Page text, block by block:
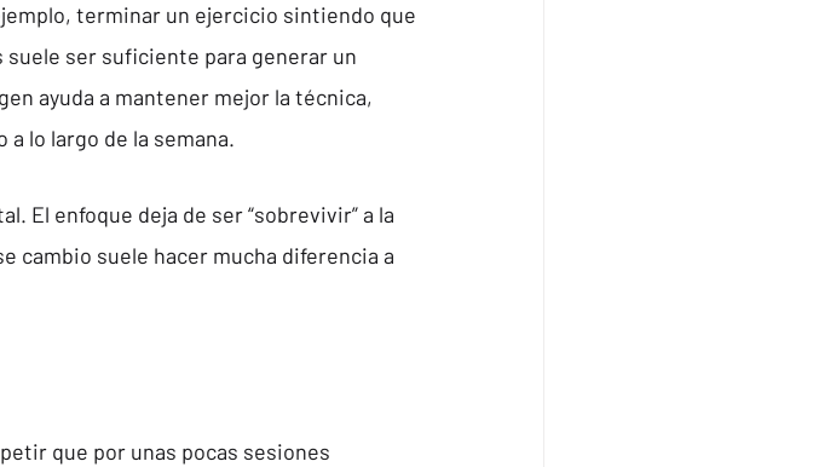
terminar un ejercicio sintiendo que
ser suficiente para generar un
ayuda a mantener mejor la técnica,
lo largo de la semana.
El enfoque deja de ser “sobrevivir” a la
cambio suele hacer mucha diferencia a
que por unas pocas sesiones